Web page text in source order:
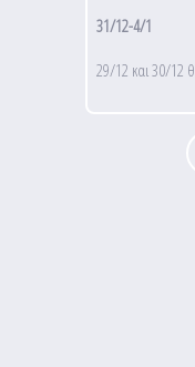
31/12-4/1
29/12 και 30/12